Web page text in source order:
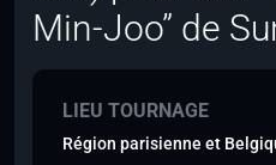
Min-Joo” de
LIEU TOURNAGE
Région parisienne et